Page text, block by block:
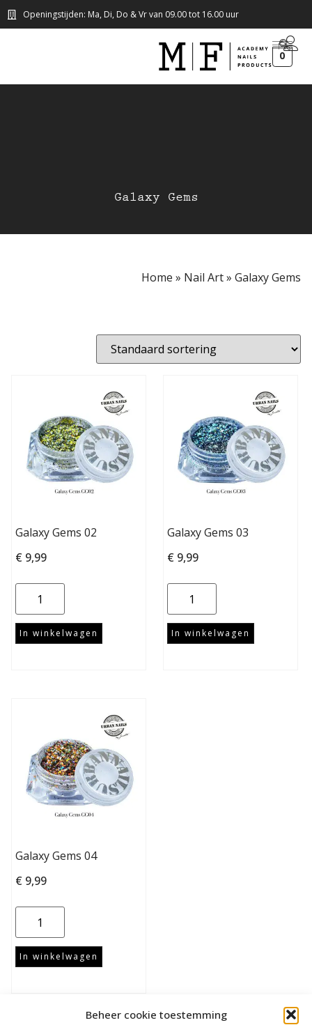
Beheer cookie toestemming
Openingstijden: Ma, Di, Do & Vr van 09.00 tot 16.00 uur
0
Galaxy Gems
Home » Nail Art» Galaxy Gems
Galaxy Gems 02
€ 9,99
In winkelwagen
Galaxy Gems 03
€ 9,99
In winkelwagen
Galaxy Gems 04
€ 9,99
In winkelwagen